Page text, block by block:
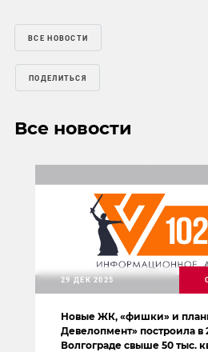
ВСЕ НОВОСТИ
ПОДЕЛИТЬСЯ
Все новости
Новые ЖК, «фишки» и
Девелопмент» построила в
Волгограде свыше 50 тыс.
29 ДЕК 2025